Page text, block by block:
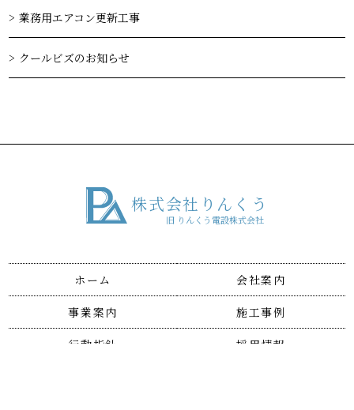
業務用エアコン更新工事
クールビズのお知らせ
株式会社りんくう
旧 りんくう電設株式会社
ホーム 会社案内
事業案内 施工事例
行動指針 採用情報